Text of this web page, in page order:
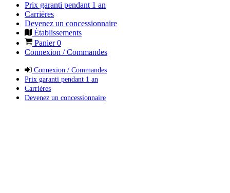
Prix garanti pendant 1 an
Carrières
Devenez un concessionnaire
Établissements
Panier0
Connexion / Commandes
Connexion / Commandes
Prix garanti pendant 1 an
Carrières
Devenez un concessionnaire